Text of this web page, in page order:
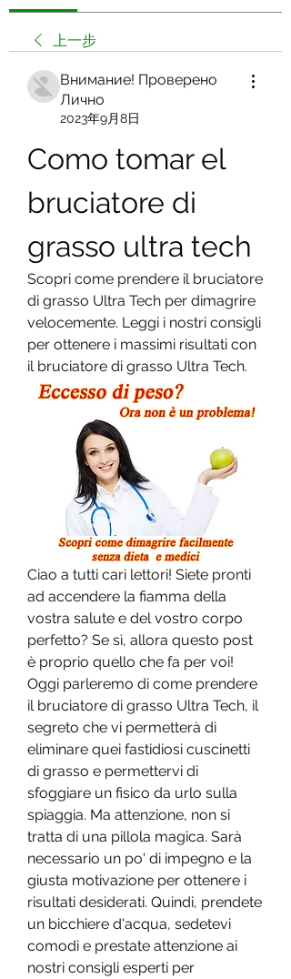
上一步
Внимание! Проверено
Лично
2023年9月8日
Como tomar el
bruciatore di
grasso ultra tech
Scopri come prendere il bruciatore
di grasso Ultra Tech per dimagrire
velocemente. Leggi i nostri consigli
per ottenere i massimi risultati con
il bruciatore di grasso Ultra Tech.
Ciao a tutti cari lettori! Siete pronti
ad accendere la fiamma della
vostra salute e del vostro corpo
perfetto? Se sì, allora questo post
è proprio quello che fa per voi!
Oggi parleremo di come prendere
il bruciatore di grasso Ultra Tech, il
segreto che vi permetterà di
eliminare quei fastidiosi cuscinetti
di grasso e permettervi di
sfoggiare un fisico da urlo sulla
spiaggia. Ma attenzione, non si
tratta di una pillola magica. Sarà
necessario un po' di impegno e la
giusta motivazione per ottenere i
risultati desiderati. Quindi, prendete
un bicchiere d'acqua, sedetevi
comodi e prestate attenzione ai
nostri consigli esperti per